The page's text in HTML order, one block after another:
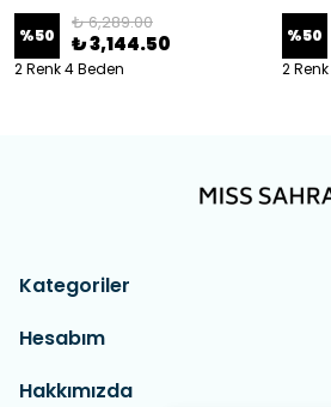
%50
₺ 6,289.00
₺ 3,144.50
2 Renk 4 Beden
%50
2
Kategoriler
Hesabım
Hakkımızda